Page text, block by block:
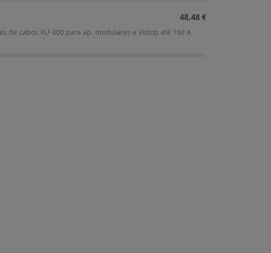
de cabos XL³ 400 para ap. modulares e Vistop até 160 A
48,48 €